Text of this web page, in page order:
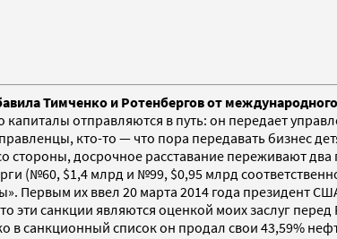
Тимченко и Ротенбергов от
отправляются в путь: он передает
кто-то — что пора передавать бизнес
стороны, досрочное расставание переживают
(№60, $1,4 млрд и №99, $0,95 млрд
Первым их ввел 20 марта 2014 года президент
эти санкции являются оценкой моих заслуг
в санкционный список он продал свои 43,59%